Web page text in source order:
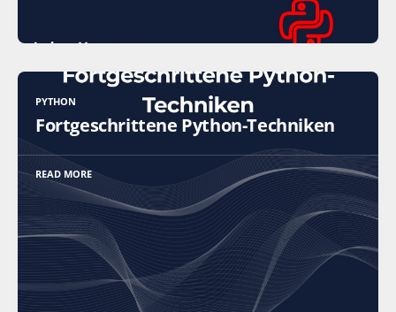
PYTHON
Fortgeschrittene Python-Techniken
READ MORE